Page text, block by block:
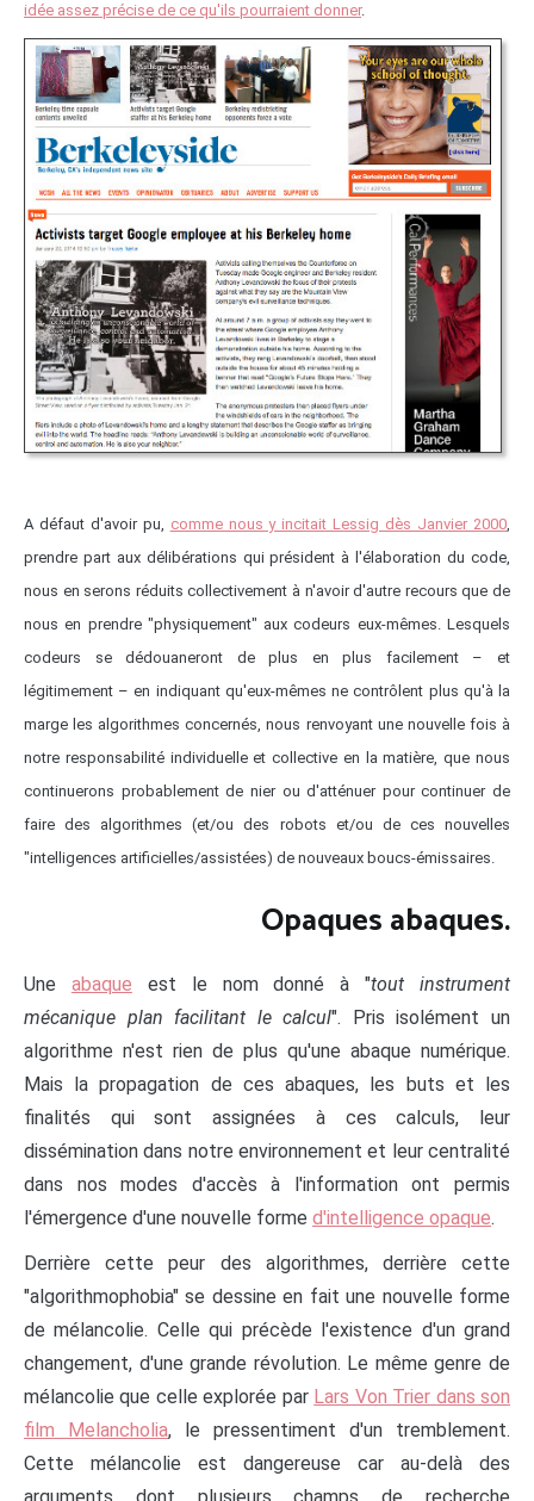
idée assez précise de ce qu'ils pourraient donner.
A défaut d'avoir pu, comme nous y incitait Lessig dès Janvier 2000,
prendre part aux délibérations qui président à l'élaboration du code,
nous en serons réduits collectivement à n'avoir d'autre recours que de
nous en prendre "physiquement" aux codeurs eux-mêmes. Lesquels
codeurs se dédouaneront de plus en plus facilement – et
légitimement – en indiquant qu'eux-mêmes ne contrôlent plus qu'à la
marge les algorithmes concernés, nous renvoyant une nouvelle fois à
notre responsabilité individuelle et collective en la matière, que nous
continuerons probablement de nier ou d'atténuer pour continuer de
faire des algorithmes (et/ou des robots et/ou de ces nouvelles
"intelligences artificielles/assistées) de nouveaux boucs-émissaires.
Opaques abaques.
Une abaque est le nom donné à "tout instrument
mécanique plan facilitant le calcul". Pris isolément un
algorithme n'est rien de plus qu'une abaque numérique.
Mais la propagation de ces abaques, les buts et les
finalités qui sont assignées à ces calculs, leur
dissémination dans notre environnement et leur centralité
dans nos modes d'accès à l'information ont permis
l'émergence d'une nouvelle forme d'intelligence opaque.
Derrière cette peur des algorithmes, derrière cette
"algorithmophobia" se dessine en fait une nouvelle forme
de mélancolie. Celle qui précède l'existence d'un grand
changement, d'une grande révolution. Le même genre de
mélancolie que celle explorée par Lars Von Trier dans son
film Melancholia, le pressentiment d'un tremblement.
Cette mélancolie est dangereuse car au-delà des